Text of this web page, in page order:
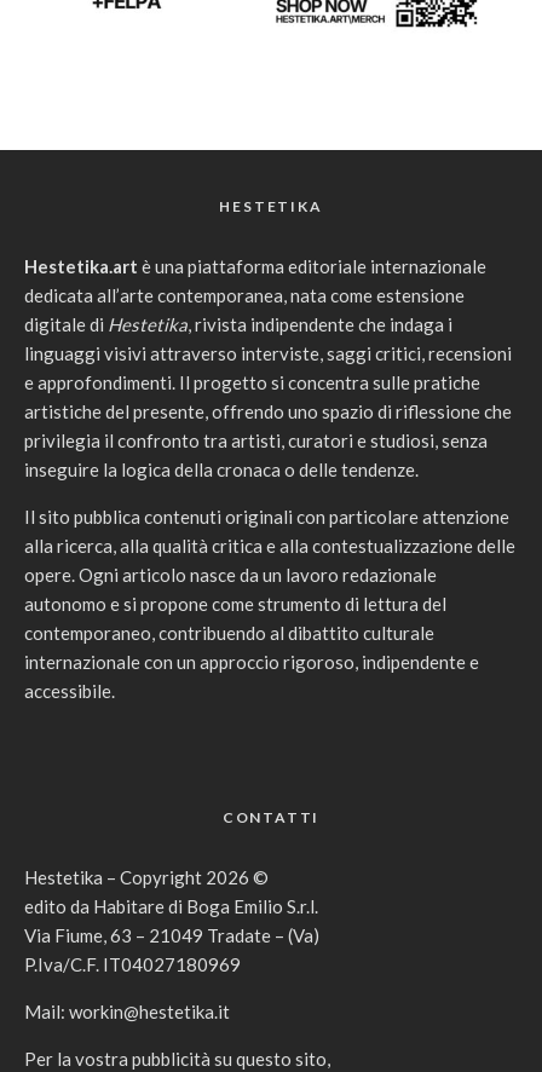
HESTETIKA
Hestetika.art è una piattaforma editoriale internazionale
dedicata all’arte contemporanea, nata come estensione
digitale di Hestetika, rivista indipendente che indaga i
linguaggi visivi attraverso interviste, saggi critici, recensioni
e approfondimenti. Il progetto si concentra sulle pratiche
artistiche del presente, offrendo uno spazio di riflessione che
privilegia il confronto tra artisti, curatori e studiosi, senza
inseguire la logica della cronaca o delle tendenze.
Il sito pubblica contenuti originali con particolare attenzione
alla ricerca, alla qualità critica e alla contestualizzazione delle
opere. Ogni articolo nasce da un lavoro redazionale
autonomo e si propone come strumento di lettura del
contemporaneo, contribuendo al dibattito culturale
internazionale con un approccio rigoroso, indipendente e
accessibile.
CONTATTI
Hestetika – Copyright 2026 ©
edito da Habitare di Boga Emilio S.r.l.
Via Fiume, 63 – 21049 Tradate – (Va)
P.Iva/C.F. IT04027180969
Mail: workin@hestetika.it
Per la vostra pubblicità su questo sito,